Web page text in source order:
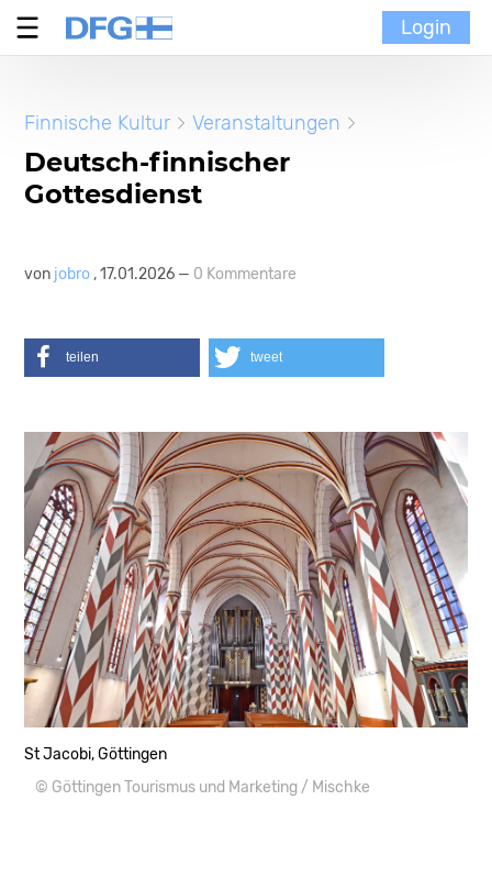
MoinMoi
Finnische Kultur
Portal
Login
Finnische Kultur Veranstaltungen
Deutsch-finnischer
Gottesdienst
von jobro , 17.01.2026 — 0 Kommentare
teilen tweet
St Jacobi, Göttingen
© Göttingen Tourismus und Marketing / Mischke